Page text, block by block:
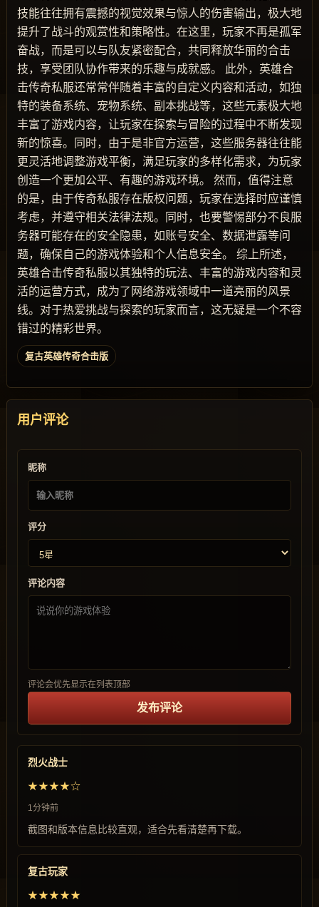
技能往往拥有震撼的视觉效果与惊人的伤害输出，极大地
提升了战斗的观赏性和策略性。在这里，玩家不再是孤军
奋战，而是可以与队友紧密配合，共同释放华丽的合击
技，享受团队协作带来的乐趣与成就感。 此外，英雄合
击传奇私服还常常伴随着丰富的自定义内容和活动，如独
特的装备系统、宠物系统、副本挑战等，这些元素极大地
丰富了游戏内容，让玩家在探索与冒险的过程中不断发现
新的惊喜。同时，由于是非官方运营，这些服务器往往能
更灵活地调整游戏平衡，满足玩家的多样化需求，为玩家
创造一个更加公平、有趣的游戏环境。 然而，值得注意
的是，由于传奇私服存在版权问题，玩家在选择时应谨慎
考虑，并遵守相关法律法规。同时，也要警惕部分不良服
务器可能存在的安全隐患，如账号安全、数据泄露等问
题，确保自己的游戏体验和个人信息安全。 综上所述，
英雄合击传奇私服以其独特的玩法、丰富的游戏内容和灵
活的运营方式，成为了网络游戏领域中一道亮丽的风景
线。对于热爱挑战与探索的玩家而言，这无疑是一个不容
错过的精彩世界。
复古英雄传奇合击版
用户评论
昵称
评分
评论内容
评论会优先显示在列表顶部
发布评论
烈火战士
★★★★☆
1分钟前
截图和版本信息比较直观，适合先看清楚再下载。
复古玩家
★★★★★